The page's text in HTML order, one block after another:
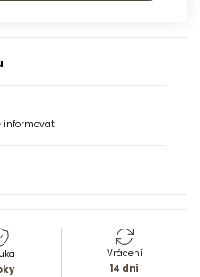
informovat
Vrácení
14 dní